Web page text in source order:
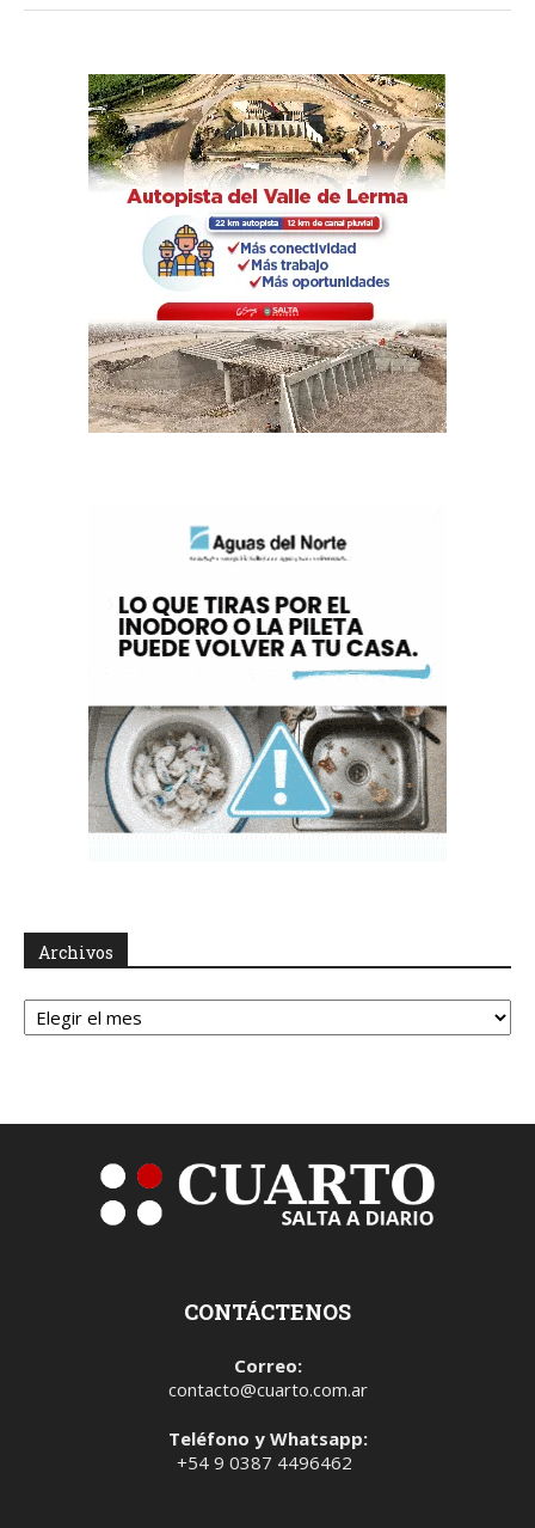
Archivos
Archivos
CONTÁCTENOS
Correo:
contacto@cuarto.com.ar
Teléfono y Whatsapp:
+54 9 0387 4496462